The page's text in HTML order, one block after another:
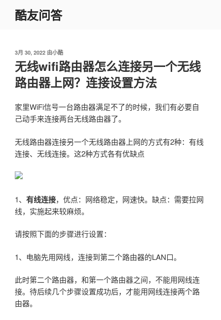
酷友问答
发
布
于
3月 30, 2022 由小酷
无线wifi路由器怎么连接另一个无线
路由器上网？连接设置方法
家里WiFi信号一台路由器满足不了的时候，我们有必要自
己动手来连接两台无线路由器了。
无线路由器连接另一个无线路由器上网的方式有2种：有线
连接、无线连接。这2种方式各有优缺点
1、 有线连接，优点：网络稳定，网速快。缺点：需要拉网
线，实施起来较麻烦。
请按照下面的步骤进行设置：
1、电脑先用网线，连接到第二个路由器的LAN口。
此时第二个路由器，和第一个路由器之间，不能用网线连
接。待后续几个步骤设置成功后，才能用网线连接两个路
由器。